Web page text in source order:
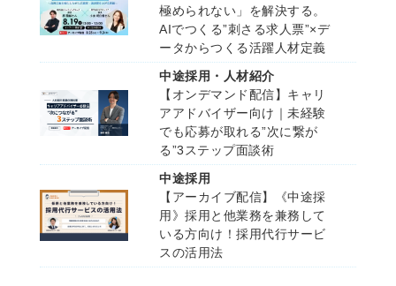
極められない」を解決する。
AIでつくる”刺さる求人票”×デ
ータからつくる活躍人材定義
中途採用・人材紹介
【オンデマンド配信】キャリ
アアドバイザー向け｜未経験
でも応募が取れる”次に繋が
る”3ステップ面談術
中途採用
【アーカイブ配信】《中途採
用》採用と他業務を兼務して
いる方向け！採用代行サービ
スの活用法